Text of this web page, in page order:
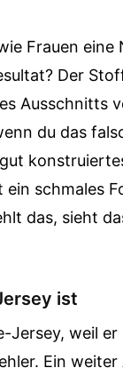
Frauen
Der
Ausschnitts
du das
schmales
das, sieht
ist
Jersey, weil
Ein